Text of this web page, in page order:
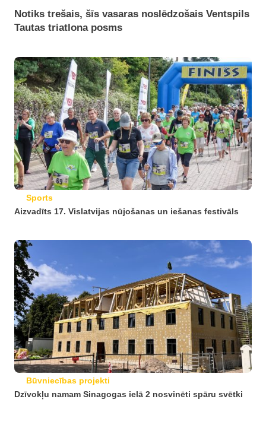
Notiks trešais, šīs vasaras noslēdzošais Ventspils
Tautas triatlona posms
Sports
Aizvadīts 17. Vislatvijas nūjošanas un iešanas festivāls
Būvniecības projekti
Dzīvokļu namam Sinagogas ielā 2 nosvinēti spāru svētki